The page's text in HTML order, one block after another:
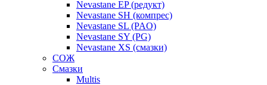
Nevastane EP (редукт)
Nevastane SH (компрес)
Nevastane SL (PAO)
Nevastane SY (PG)
Nevastane XS (смазки)
СОЖ
Смазки
Multis